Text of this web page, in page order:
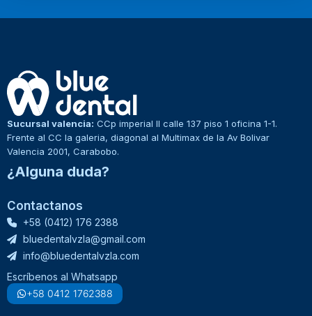
Sucursal valencia: CCp imperial II calle 137 piso 1 oficina 1-1.
Frente al CC la galeria, diagonal al Multimax de la Av Bolivar
Valencia 2001, Carabobo.
¿Alguna duda?
Contactanos
+58 (0412) 176 2388
bluedentalvzla@gmail.com
info@bluedentalvzla.com
Escríbenos al Whatsapp
+58 0412 1762388